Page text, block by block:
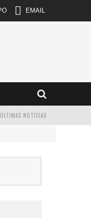
EMAIL
ÚLTIMAS NOTÍCIAS